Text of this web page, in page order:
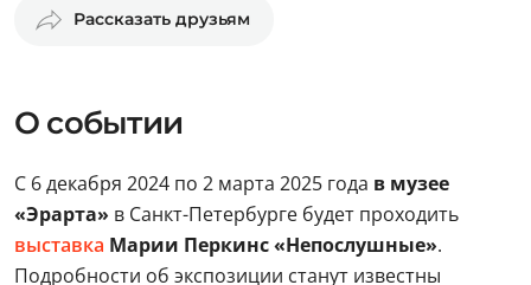
Рассказать друзьям
О событии
С 6 декабря 2024 по 2 марта 2025 года в музее
«Эрарта» в Санкт-Петербурге будет проходить
выставка Марии Перкинс «Непослушные».
Подробности об экспозиции станут известны